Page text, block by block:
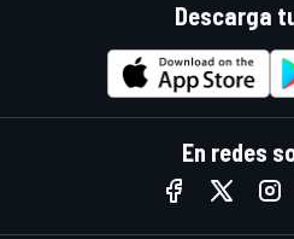
Descarga
En redes